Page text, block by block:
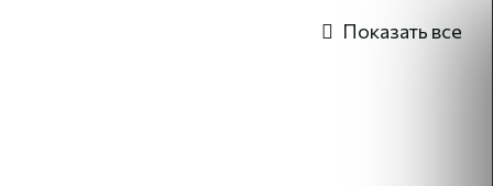
Показать все